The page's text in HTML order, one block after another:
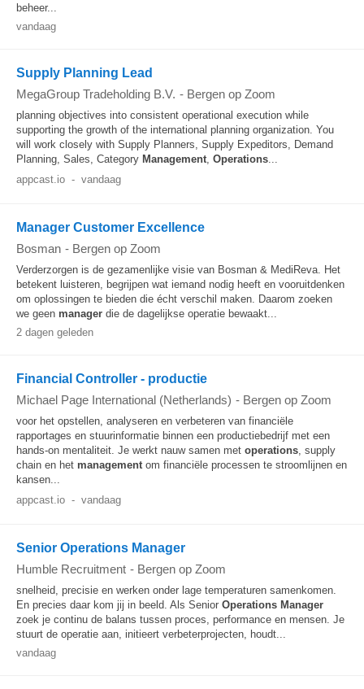
beheer...
vandaag
Supply Planning Lead
MegaGroup Tradeholding B.V. - Bergen op Zoom
planning objectives into consistent operational execution while
supporting the growth of the international planning organization. You
will work closely with Supply Planners, Supply Expeditors, Demand
Planning, Sales, Category Management, Operations...
appcast.io - vandaag
Manager Customer Excellence
Bosman - Bergen op Zoom
Verderzorgen is de gezamenlijke visie van Bosman & MediReva. Het
betekent luisteren, begrijpen wat iemand nodig heeft en vooruitdenken
om oplossingen te bieden die écht verschil maken. Daarom zoeken
we geen manager die de dagelijkse operatie bewaakt...
2 dagen geleden
Financial Controller - productie
Michael Page International (Netherlands) - Bergen op Zoom
voor het opstellen, analyseren en verbeteren van financiële
rapportages en stuurinformatie binnen een productiebedrijf met een
hands-on mentaliteit. Je werkt nauw samen met operations, supply
chain en het managementom financiële processen te stroomlijnen en
kansen...
appcast.io - vandaag
Senior Operations Manager
Humble Recruitment - Bergen op Zoom
snelheid, precisie en werken onder lage temperaturen samenkomen.
En precies daar kom jij in beeld. Als Senior Operations Manager
zoek je continu de balans tussen proces, performance en mensen. Je
stuurt de operatie aan, initieert verbeterprojecten, houdt...
vandaag